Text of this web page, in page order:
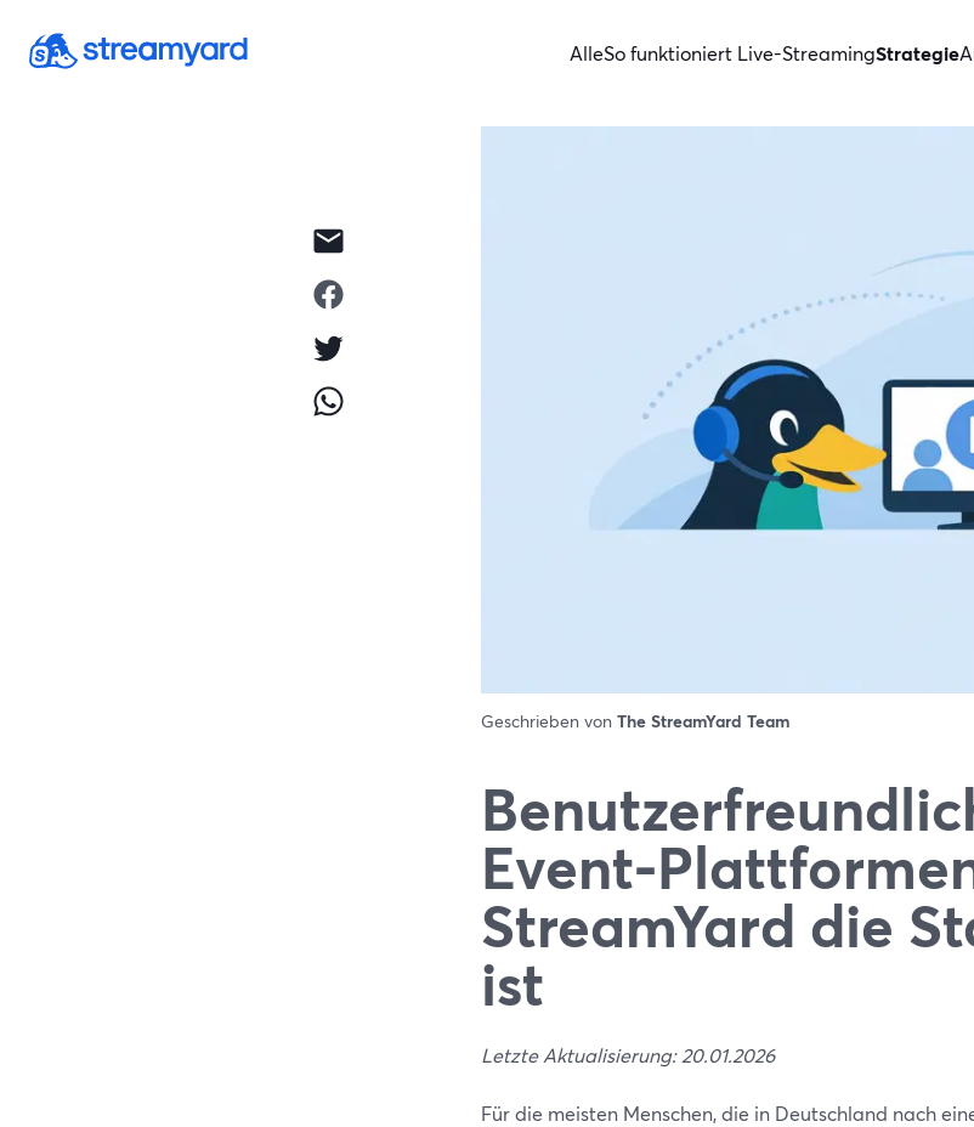
AlleSo funktioniert Live-StreamingStrategie
Geschrieben von The StreamYard Team
Event-
StreamYard die
ist
Letzte Aktualisierung: 20.01.2026
Für die meisten Menschen, die in Deutschland nach